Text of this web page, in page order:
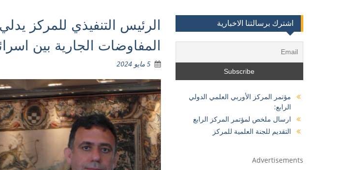
الرئيس التنفيذي للمركز
المفاوضات الجارية بين
5 مايو 2024
اشترك برسالتنا الاخبارية
مؤتمر المركز الأوربي العلمي الدولي
الرابع:
ارسال ملخص لمؤتمر المركز الرابع
التقديم للجنة العلمية للمركز
Advertisements